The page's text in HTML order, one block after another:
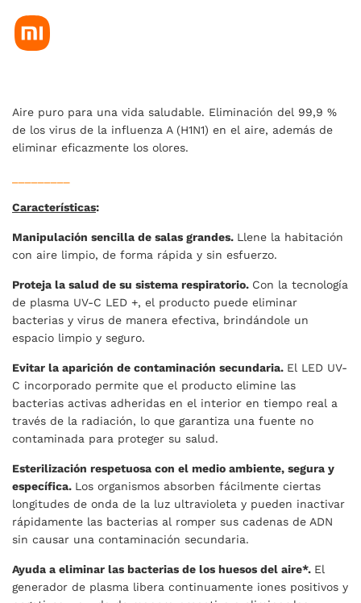
Aire puro para una vida saludable. Eliminación del 99,9 %
de los virus de la influenza A (H1N1) en el aire, además de
eliminar eficazmente los olores.
Características:
Manipulación sencilla de salas grandes. Llene la habitación
con aire limpio, de forma rápida y sin esfuerzo.
Proteja la salud de su sistema respiratorio. Con la tecnología
de plasma UV-C LED +, el producto puede eliminar
bacterias y virus de manera efectiva, brindándole un
espacio limpio y seguro.
Evitar la aparición de contaminación secundaria. El LED UV-
C incorporado permite que el producto elimine las
bacterias activas adheridas en el interior en tiempo real a
través de la radiación, lo que garantiza una fuente no
contaminada para proteger su salud.
Esterilización respetuosa con el medio ambiente, segura y
específica. Los organismos absorben fácilmente ciertas
longitudes de onda de la luz ultravioleta y pueden inactivar
rápidamente las bacterias al romper sus cadenas de ADN
sin causar una contaminación secundaria.
Ayuda a eliminar las bacterias de los huesos del aire*. El
generador de plasma libera continuamente iones positivos y